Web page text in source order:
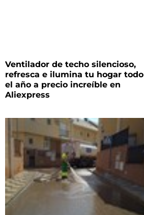
Ventilador de techo silencioso,
refresca e ilumina tu hogar todo
el año a precio increíble en
Aliexpress